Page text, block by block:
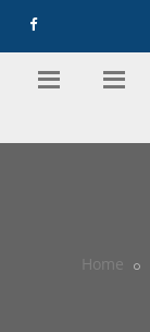
Home